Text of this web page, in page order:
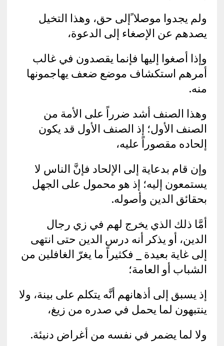
ولم يجدوا موصلا ًإلى حق، وهذا التخيل
يصدهم عن الإصغاء إلى الدعوة،
وإذا أصغوا إليها فإنما يقصدون في غالب
أمرهم استكشاف موضع ضعف يهاجمونها
منه.
وهذا الصنف أشد ضرراً على الأمة من
الصنف الأول؛ إذ الصنف الأول قد يكون
إلحاده مقصوراً عليه،
وإن قام بدعاية إلى الإلحاد فإنَّ الناس لا
يستمعون إليه؛ إذ هو محمول على الجهل
بحقائق الدين وأصوله.
أمَّا ذلك الذي يخرج لهم في زي رجال
الدين، أو يذكر أنه درس الدين حتى انتهى
إلى غاية بعيدة _ فكثيراً ما يغرّ الغافلين من
الشباب أو العامة؛
إذ يسبق إلى أذهانهم أنَّه يتكلم على بينة، ولا
ينتبهون لما يحمل في صدره من زيغ،
ولا لما يضمر في نفسه من أغراض دنيئة.